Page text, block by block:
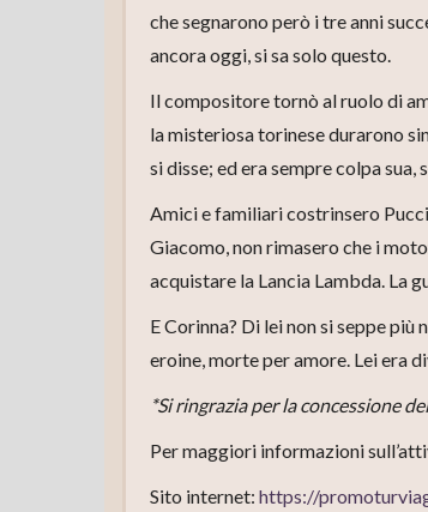
che segnarono però i tre anni
ancora oggi, si sa solo questo.
Il compositore tornò al ruolo di
la misteriosa torinese durarono
si disse; ed era sempre colpa
Amici e familiari costrinsero
Giacomo, non rimasero che i
acquistare la Lancia Lambda. La
E Corinna? Di lei non si seppe
eroine, morte per amore. Lei era
*Si ringrazia per la concessione
Per maggiori informazioni
Sito internet: https://